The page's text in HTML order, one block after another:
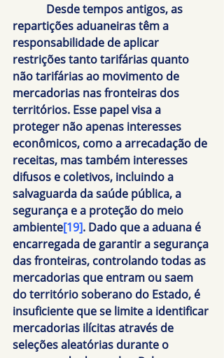
Desde tempos antigos, as
repartições aduaneiras têm a
responsabilidade de aplicar
restrições tanto tarifárias quanto
não tarifárias ao movimento de
mercadorias nas fronteiras dos
territórios. Esse papel visa a
proteger não apenas interesses
econômicos, como a arrecadação de
receitas, mas também interesses
difusos e coletivos, incluindo a
salvaguarda da saúde pública, a
segurança e a proteção do meio
ambiente[19]. Dado que a aduana é
encarregada de garantir a segurança
das fronteiras, controlando todas as
mercadorias que entram ou saem
do território soberano do Estado, é
insuficiente que se limite a identificar
mercadorias ilícitas através de
seleções aleatórias durante o